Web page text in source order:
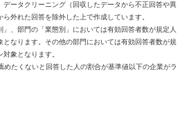
ータクリーニング（回収したデータから不正回答や異
外れた回答を除外した上で作成しています。
、部門の「業態別」においては有効回答者数が規定人
なります。その他の部門においては有効回答者数が規
象となります。
たくないと回答した人の割合が基準値以下の企業がラ